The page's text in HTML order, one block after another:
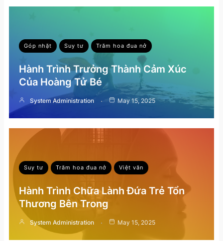
Góp nhặt Suy tư Trăm hoa đua nở
Hành Trình Trưởng Thành Cảm Xúc
Của Hoàng Tử Bé
System Administration May 15, 2025
Suy tư Trăm hoa đua nở Việt văn
Hành Trình Chữa Lành Đứa Trẻ Tổn
Thương Bên Trong
System Administration May 15, 2025